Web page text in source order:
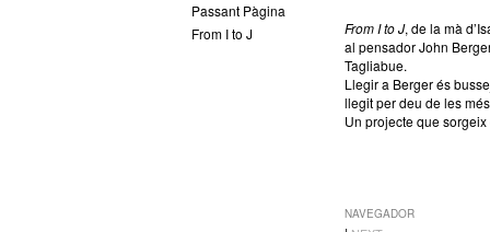
Passant Pàgina
From I to J
From I to J, de la mà
al pensador John
Tagliabue.
Llegir a Berger és
llegit per deu de les
Un projecte que
NAVEGADOR